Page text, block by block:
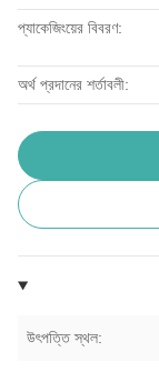
প্যাকেজিংয়ের বিবরণ:
অর্থ প্রদানের শর্তাবলী:
উৎপত্তি স্থল: